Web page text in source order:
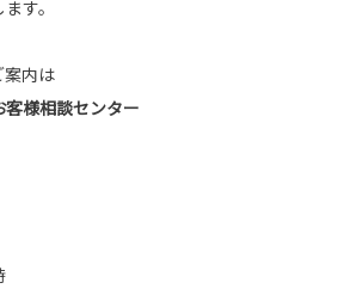
す。
案内は
客様相談センター